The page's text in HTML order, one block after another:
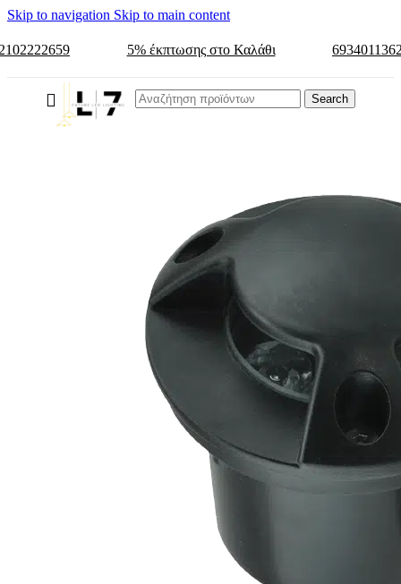
Skip to navigation Skip to main content
5% έκπτωσης στο Καλάθι
Search